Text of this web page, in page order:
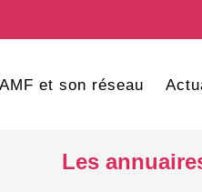
et son réseau
Les